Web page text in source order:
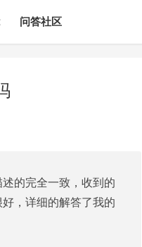
问答社区
的完全一致，收到的
，详细的解答了我的